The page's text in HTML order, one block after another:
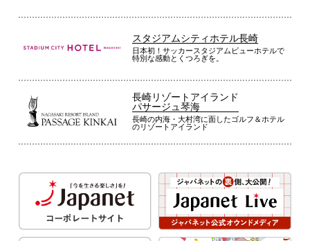
スタジアムシティホテル長崎
日本初！サッカースタジアムビューホテルで
特別な感動とくつろぎを。
長崎リゾートアイランド
パサージュ琴海
長崎の内海・大村湾に面したゴルフ＆ホテル
のリゾートアイランド